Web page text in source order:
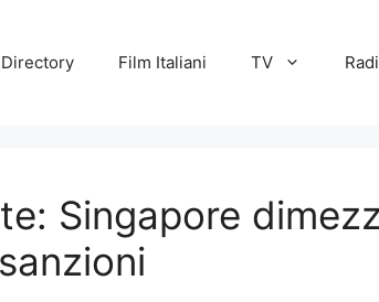
Directory Film Italiani TV
Singapore